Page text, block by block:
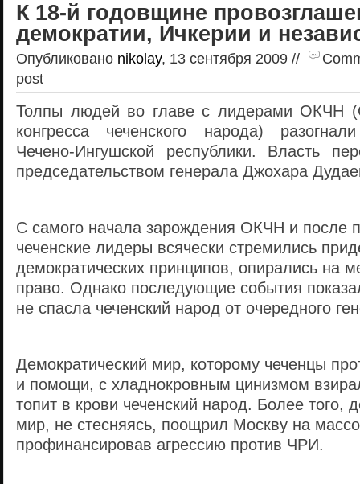
К 18-й годовщине
демократии, Ичкерии и
Опубликовано nikolay, 13 сентября 2009 //
post
Толпы людей во главе с лидерами ОКЧН
конгресса чеченского народа)
Чечено-Ингушской республики. Власть
председательством генерала Джохара
С самого начала зарождения ОКЧН и после
чеченские лидеры всячески стремились
демократических принципов, опирались на
право. Однако последующие события
не спасла чеченский народ от очередного
Демократический мир, которому чеченцы
и помощи, с хладнокровным цинизмом
топит в крови чеченский народ. Более того,
мир, не стесняясь, поощрил Москву на
профинансировав агрессию против ЧРИ.